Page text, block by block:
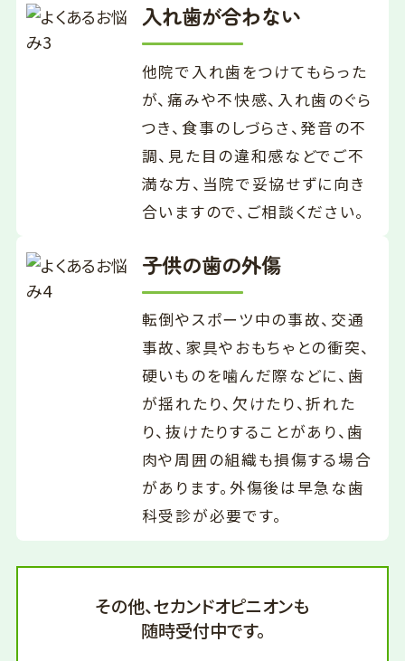
入れ歯が合わない
他院で入れ歯をつけてもらった
が、痛みや不快感、入れ歯のぐら
つき、食事のしづらさ、発音の不
調、見た目の違和感などでご不
満な方、当院で妥協せずに向き
合いますので、ご相談ください。
子供の歯の外傷
転倒やスポーツ中の事故、交通
事故、家具やおもちゃとの衝突、
硬いものを噛んだ際などに、歯
が揺れたり、欠けたり、折れた
り、抜けたりすることがあり、歯
肉や周囲の組織も損傷する場合
があります。外傷後は早急な歯
科受診が必要です。
その他、セカンドオピニオンも
随時受付中です。